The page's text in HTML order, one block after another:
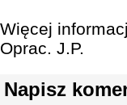
Więcej
Oprac. J.P.
Napisz